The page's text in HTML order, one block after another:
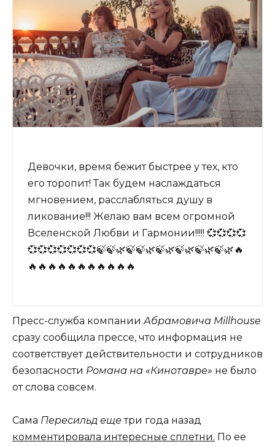
Девочки, время бежит быстрее у тех, кто
его торопит! Так будем наслаждаться
мгновением, расслабляться душу в
ликование!!! Желаю вам всем огромной
Вселенской Любви и Гармонии!!!!! 💞💞💞💞
💞💞💞💞💞💞💞🍃🍃🌿🍃🍃🌿🍃🌿🍃🌿🍃🌿🍃🌿🔥
🔥🔥🔥🔥🔥🔥🔥🔥🔥🔥🔥
Пресс-служба компанииАбрамовича Millhouse
сразу сообщила прессе, что информация не
соответствует действительности и сотрудников
безопасности Романа на «Кинотавре» не было
от слова совсем.
Сама Пересильд ещетри года назад
комментировала интересные сплетни. По ее